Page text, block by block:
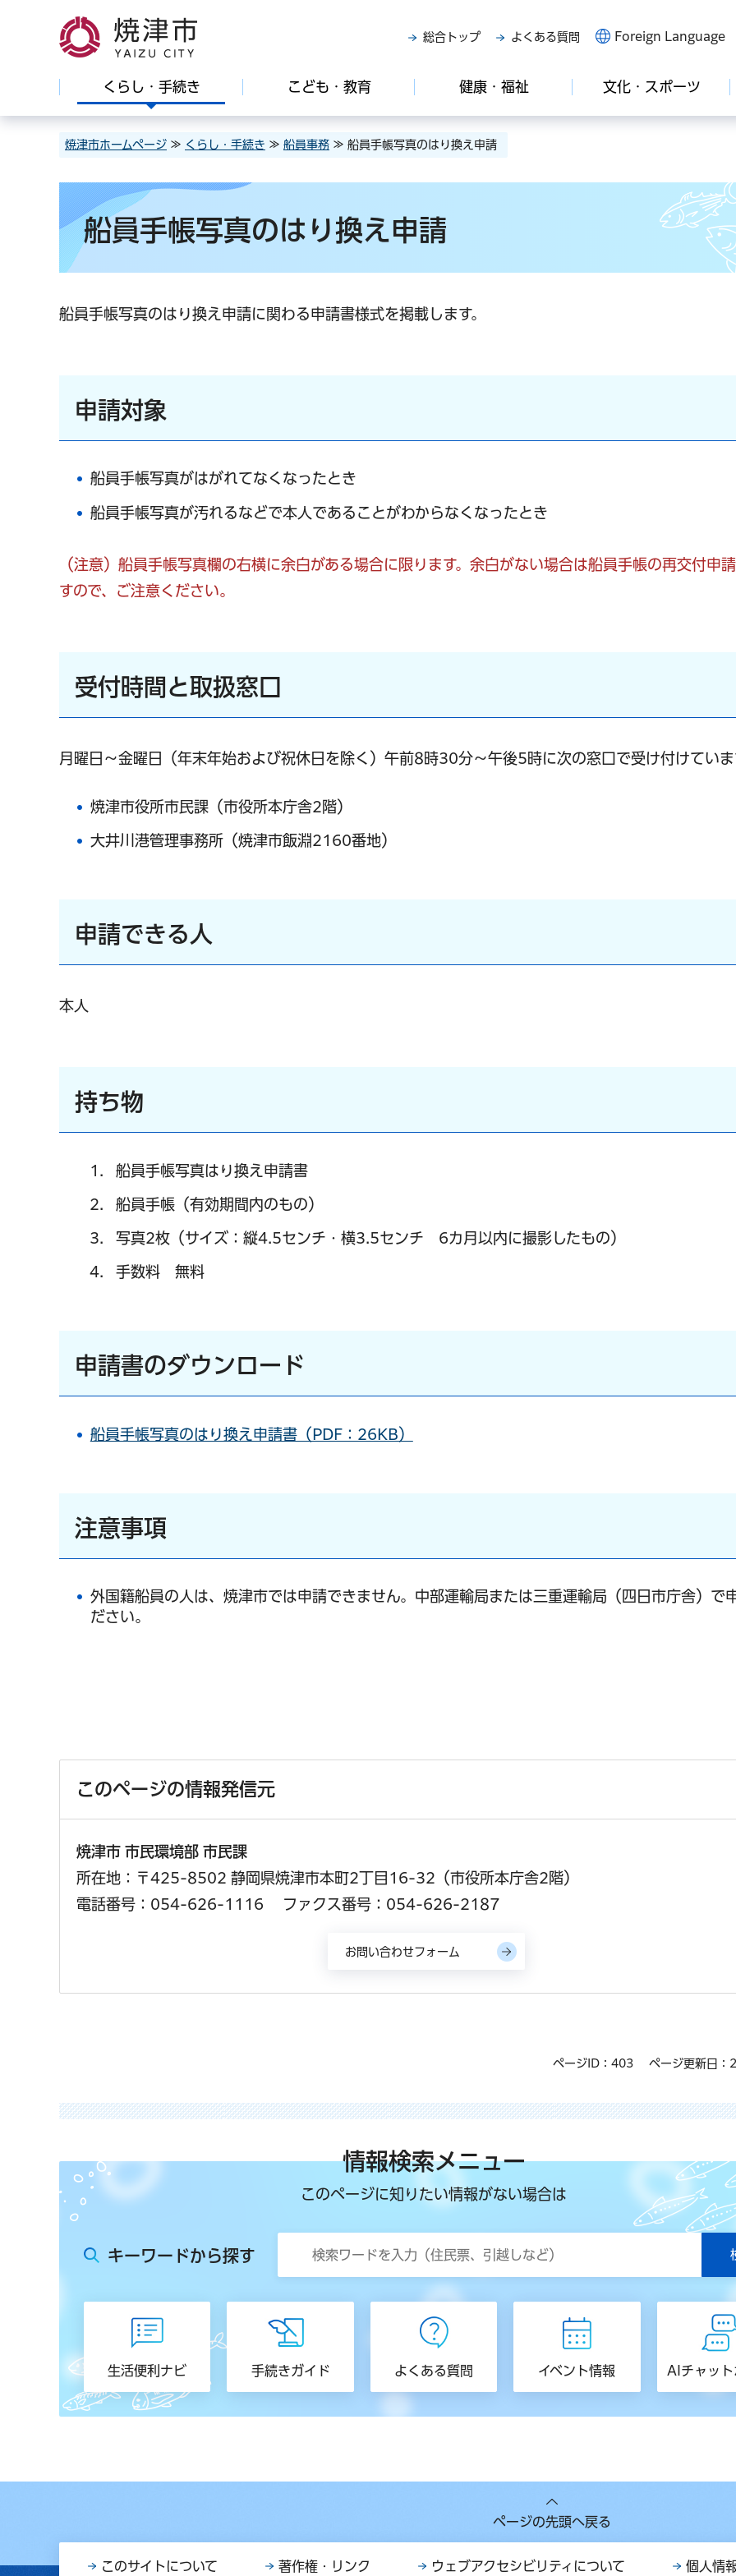
焼津市
総合トップ よくある質問 Foreign Language
くらし・手続き こども・教育 健康・福祉 文化・スポーツ
焼津市ホームページ ≫ くらし・手続き ≫ 船員事務 ≫ 船員手帳写真のはり換え申請
船員手帳写真のはり換え申請
船員手帳写真のはり換え申請に関わる申請書様式を掲載します。
申請対象
船員手帳写真がはがれてなくなったとき
船員手帳写真が汚れるなどで本人であることがわからなくなったとき
（注意）船員手帳写真欄の右横に余白がある場合に限ります。余白がない場合は船員手帳の再交付申
すので、ご注意ください。
受付時間と取扱窓口
月曜日～金曜日（年末年始および祝休日を除く）午前8時30分～午後5時に次の窓口で受け付けていま
焼津市役所市民課（市役所本庁舎2階）
大井川港管理事務所（焼津市飯淵2160番地）
申請できる人
本人
持ち物
船員手帳写真はり換え申請書
船員手帳（有効期間内のもの）
写真2枚（サイズ：縦4.5センチ・横3.5センチ 6カ月以内に撮影したもの）
手数料 無料
申請書のダウンロード
船員手帳写真のはり換え申請書（PDF：26KB）
注意事項
外国籍船員の人は、焼津市では申請できません。中部運輸局または三重運輸局（四日市庁舎）で
ださい。
このページの情報発信元
焼津市 市民環境部 市民課
所在地：〒425-8502 静岡県焼津市本町2丁目16-32（市役所本庁舎2階）
電話番号：054-626-1116
ファクス番号：054-626-2187
ページID：403 ページ更新日：
情報検索メニュー
このページに知りたい情報がない場合は
キーワードから探す
生活便利ナビ 手続きガイド よくある質問 イベント情報 AIチャッ
ページの先頭へ戻る
このサイトについて 著作権・リンク ウェブアクセシビリティについて 個人情